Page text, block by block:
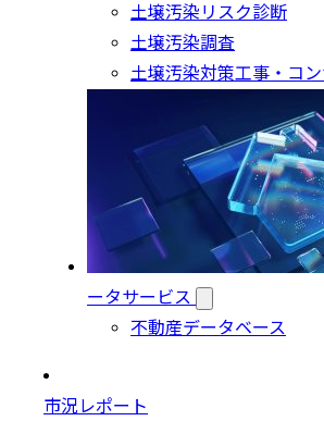
土壌汚染リスク診断
土壌汚染調査
土壌汚染対策工事・コ
ータサービス
不動産データベース
市況レポート